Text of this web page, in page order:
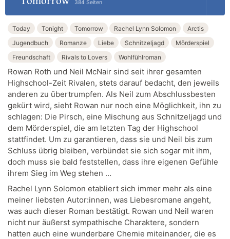
384 Seiten
Today Tonight Tomorrow Rachel Lynn Solomon
Arctis
Jugendbuch
Romanze Liebe Schnitzeljagd
Mörderspiel
Freundschaft
Rivals to Lovers Wohlfühlroman
Rowan Roth und Neil McNair sind seit ihrer gesamten
Highschool-Zeit Rivalen, stets darauf bedacht, den jeweils
anderen zu übertrumpfen. Als Neil zum Abschlussbesten
gekürt wird, sieht Rowan nur noch eine Möglichkeit, ihn zu
schlagen: Die Pirsch, eine Mischung aus Schnitzeljagd und
dem Mörderspiel, die am letzten Tag der Highschool
stattfindet. Um zu garantieren, dass sie und Neil bis zum
Schluss übrig bleiben, verbündet sie sich sogar mit ihm,
doch muss sie bald feststellen, dass ihre eigenen Gefühle
ihrem Sieg im Weg stehen …
Rachel Lynn Solomon etabliert sich immer mehr als eine
meiner liebsten Autor:innen, was Liebesromane angeht,
was auch dieser Roman bestätigt. Rowan und Neil waren
nicht nur äußerst sympathische Charaktere, sondern
hatten auch eine wunderbare Chemie miteinander, die es